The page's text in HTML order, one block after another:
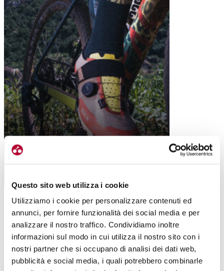
Questo sito web utilizza i cookie
Utilizziamo i cookie per personalizzare contenuti ed
annunci, per fornire funzionalità dei social media e per
analizzare il nostro traffico. Condividiamo inoltre
informazioni sul modo in cui utilizza il nostro sito con i
nostri partner che si occupano di analisi dei dati web,
pubblicità e social media, i quali potrebbero combinarle
GRAVEL
VENTO FEROX CARBON, DA FIZIK UNA
TUTTE LE CATEGORIE DEL MAGAZINE